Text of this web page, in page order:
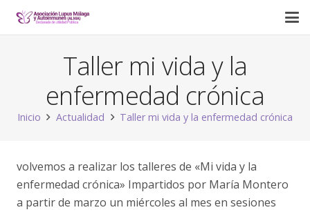
Taller mi vida y la
enfermedad crónica
Inicio Actualidad Taller mi vida y la enfermedad crónica
volvemos a realizar los talleres de «Mi vida y la
enfermedad crónica» Impartidos por María Montero
a partir de marzo un miércoles al mes en sesiones